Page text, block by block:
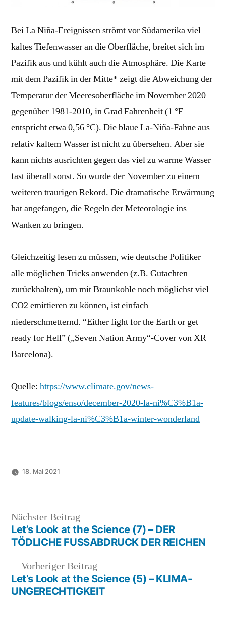
Bei La Niña-Ereignissen strömt vor Südamerika viel
kaltes Tiefenwasser an die Oberfläche, breitet sich im
Pazifik aus und kühlt auch die Atmosphäre. Die Karte
mit dem Pazifik in der Mitte* zeigt die Abweichung der
Temperatur der Meeresoberfläche im November 2020
gegenüber 1981-2010, in Grad Fahrenheit (1 °F
entspricht etwa 0,56 °C). Die blaue La-Niña-Fahne aus
relativ kaltem Wasser ist nicht zu übersehen. Aber sie
kann nichts ausrichten gegen das viel zu warme Wasser
fast überall sonst. So wurde der November zu einem
weiteren traurigen Rekord. Die dramatische Erwärmung
hat angefangen, die Regeln der Meteorologie ins
Wanken zu bringen.
Gleichzeitig lesen zu müssen, wie deutsche Politiker
alle möglichen Tricks anwenden (z.B. Gutachten
zurückhalten), um mit Braunkohle noch möglichst viel
CO2 emittieren zu können, ist einfach
niederschmetternd. “Either fight for the Earth or get
ready for Hell” („Seven Nation Army“-Cover von XR
Barcelona).
Quelle: https://www.climate.gov/news-
features/blogs/enso/december-2020-la-ni%C3%B1a-
update-walking-la-ni%C3%B1a-winter-wonderland
18. Mai 2021
Beitragsnavigation
Vorheriger Beitrag
Beitrag:
Let’s Look at the Science (5) – KLIMA-
UNGERECHTIGKEIT
Nächster Beitrag
Nächster
Beitrag:
Let’s Look at the Science (7) – DER
TÖDLICHE FUSSABDRUCK DER REICHEN